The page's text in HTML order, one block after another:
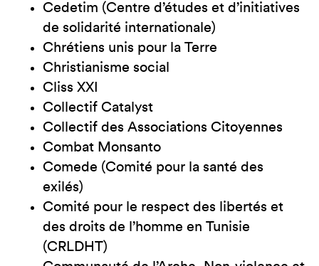
Cedetim (Centre d’études et d’initiatives
de solidarité internationale)
Chrétiens unis pour la Terre
Christianisme social
Cliss XXI
Collectif Catalyst
Collectif des Associations Citoyennes
Combat Monsanto
Comede (Comité pour la santé des
exilés)
Comité pour le respect des libertés et
des droits de l’homme en Tunisie
(CRLDHT)